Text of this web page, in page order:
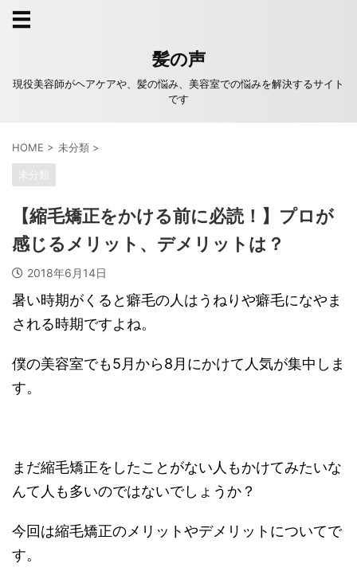
髪の声
現役美容師がヘアケアや、髪の悩み、美容室での悩みを解決するサイト
です
HOME > 未分類 >
未分類
【縮毛矯正をかける前に必読！】プロが
感じるメリット、デメリットは？
2018年6月14日
暑い時期がくると癖毛の人はうねりや癖毛になやま
される時期ですよね。
僕の美容室でも5月から8月にかけて人気が集中しま
す。
まだ縮毛矯正をしたことがない人もかけてみたいな
んて人も多いのではないでしょうか？
今回は縮毛矯正のメリットやデメリットについてで
す。